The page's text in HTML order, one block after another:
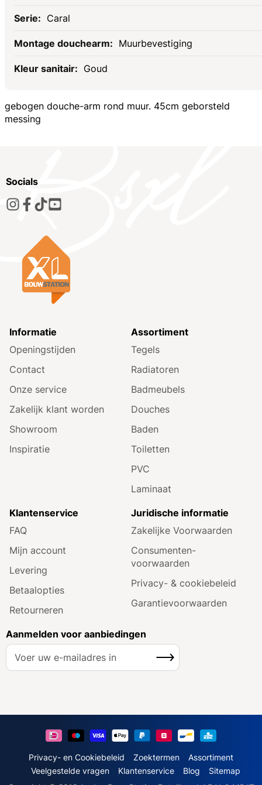
Caral
Muurbevestiging
Goud
gebogen douche-arm rond muur. 45cm geborsteld
messing
Socials
Informatie
Openingstijden
Contact
Onze service
Zakelijk klant worden
Showroom
Inspiratie
Assortiment
Tegels
Radiatoren
Badmeubels
Douches
Baden
Toiletten
PVC
Laminaat
Klantenservice
FAQ
Mijn account
Levering
Betaalopties
Retourneren
Juridische informatie
Zakelijke Voorwaarden
Consumenten­
voorwaarden
Privacy- & cookiebeleid
Garantie­voorwaarden
Aanmelden voor aanbiedingen
A
e
Inschrijven
Privacy- en Cookiebeleid Zoektermen
Assortiment
Veelgestelde vragen
Klantenservice Blog
Sitemap